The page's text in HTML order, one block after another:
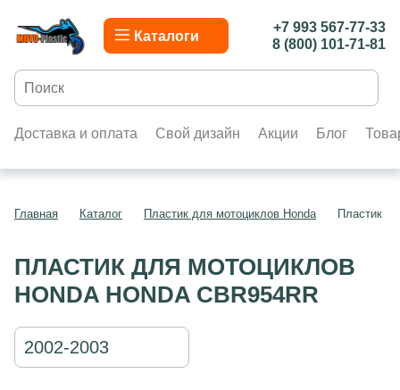
Каталоги
+7 993 567-77-33
8 (800) 101-71-81
Доставка и оплата Свой дизайн Акции Блог
Главная Каталог Пластик для мотоциклов Honda Пластик
ПЛАСТИК ДЛЯ МОТОЦИКЛОВ
HONDA HONDA CBR954RR
2002-2003